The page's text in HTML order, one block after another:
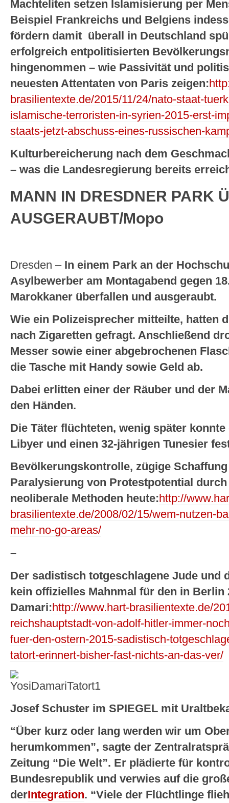
Machteliten setzen Islamisierung per
Beispiel Frankreichs und Belgiens
fördern damit überall in Deutschland
erfolgreich entpolitisierten
hingenommen – wie Passivität und
neuesten Attentaten von Paris zeigen:
brasilientexte.de/2015/11/24/nato-staat-
islamische-terroristen-in-syrien-2015-erst-
staats-jetzt-abschuss-eines-russischen-
Kulturbereicherung nach dem
– was die Landesregierung bereits
MANN IN DRESDNER PARK
AUSGERAUBT/Mopo
Dresden – In einem Park an der
Asylbewerber am Montagabend gegen
Marokkaner überfallen und ausgeraubt.
Wie ein Polizeisprecher mitteilte, hatten
nach Zigaretten gefragt. Anschließend
Messer sowie einer abgebrochenen
die Tasche mit Handy sowie Geld ab.
Dabei erlitten einer der Räuber und der
den Händen.
Die Täter flüchteten, wenig später
Libyer und einen 32-jährigen Tunesier
Bevölkerungskontrolle, zügige
Paralysierung von Protestpotential
neoliberale Methoden heute:http://
brasilientexte.de/2008/02/15/wem-nutzen-
mehr-no-go-areas/
–
Der sadistisch totgeschlagene Jude und
kein offizielles Mahnmal für den in Berlin
Damari:http://www.hart-brasilientexte.de/
reichshauptstadt-von-adolf-hitler-immer-
fuer-den-ostern-2015-sadistisch-
tatort-erinnert-bisher-fast-nichts-an-das-ver/
Josef Schuster im SPIEGEL mit
“Über kurz oder lang werden wir um
herumkommen”, sagte der
Zeitung “Die Welt”. Er plädierte für
Bundesrepublik und verwies auf die
derIntegration. “Viele der Flüchtlinge